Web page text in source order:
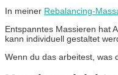
In meiner Rebalancing-
Entspanntes Massieren hat
kann individuell gestaltet
Wenn du das arbeitest, was